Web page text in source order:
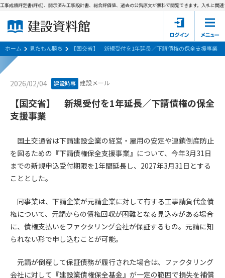
建設資料館とは
会員登録について
サポーター会員一覧
会社概要 お問い合わせ
個人情報保護方針
会員規約
績評定書(評点)、開示済み工事設計書、総合評価値、過去の公告原文が無料で閲覧できます。入札に関連
ホーム 見たもん勝ち 【国交省】 新規受付を1年延長／下請債権の保全支援事業
2026/02/04 建設時事 建設メール
【国交省】 新規受付を1年延長／下請債権の保全
支援事業
国土交通省は下請建設企業の経営・雇用の安定や連鎖倒産防止
を図るための『下請債権保全支援事業』について、今年3月31日
までの新規申込受付期限を1年間延長し、2027年3月31日とする
こととした。
同事業は、下請企業が元請企業に対して有する工事請負代金債
権について、元請からの債権回収が困難となる見込みがある場合
に、債権支払いをファクタリング会社が保証するもの。元請に知
られない形で申し込むことが可能。
元請が倒産して保証債務が履行された場合は、ファクタリング
会社に対して『建設業債権保全基金』が一定の範囲で損失を補償
パスワードの再発行
第1条（規約の目的）
会員サービスの利用条件等について定めるものです。
2. 管理者が建設資料館WEB上で随時掲載するルールは本規約の
一部を構成するものとします。
本規約は、会員の了承を得ることなく、随時変更されることが
あります。変更内容は、建設資料館WEB上に表示した時点で直
ちに全ての会員が了承したものとみなします。
会員とは、本規約を承諾の上、所定の会員申込手続きを完了
後、管理者がこれを承認した者をいいます。